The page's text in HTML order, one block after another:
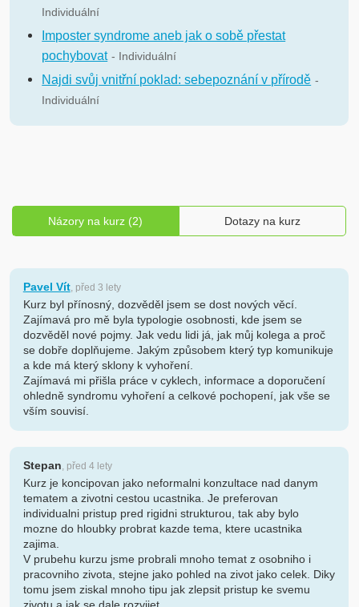
Individuální
Imposter syndrome aneb jak o sobě přestat
pochybovat - Individuální
Najdi svůj vnitřní poklad: sebepoznání v přírodě -
Individuální
Názory na kurz (2) Dotazy na kurz
Pavel Vít, před 3 lety
Kurz byl přínosný, dozvěděl jsem se dost nových věcí.
Zajímavá pro mě byla typologie osobnosti, kde jsem se
dozvěděl nové pojmy. Jak vedu lidi já, jak můj kolega a proč
se dobře doplňujeme. Jakým způsobem který typ komunikuje
a kde má který sklony k vyhoření.
Zajímavá mi přišla práce v cyklech, informace a doporučení
ohledně syndromu vyhoření a celkové pochopení, jak vše se
vším souvisí.
Stepan, před 4 lety
Kurz je koncipovan jako neformalni konzultace nad danym
tematem a zivotni cestou ucastnika. Je preferovan
individualni pristup pred rigidni strukturou, tak aby bylo
mozne do hloubky probrat kazde tema, ktere ucastnika
zajima.
V prubehu kurzu jsme probrali mnoho temat z osobniho i
pracovniho zivota, stejne jako pohled na zivot jako celek. Diky
tomu jsem ziskal mnoho tipu jak zlepsit pristup ke svemu